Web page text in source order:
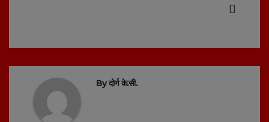
Byदोर्ण के.सी.